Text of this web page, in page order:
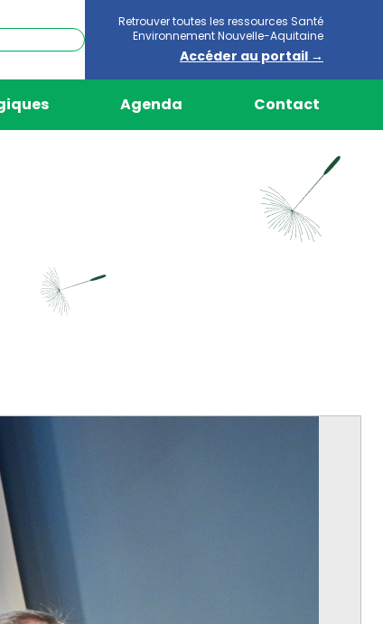
Retrouver toutes les ressources Santé
Environnement Nouvelle-Aquitaine
Accéder au portail →
Agenda Contact